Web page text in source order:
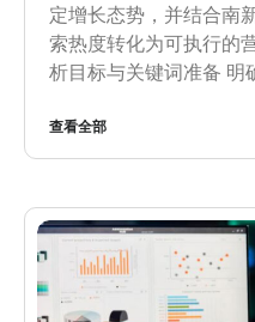
定增长态势，并结合南
索热度转化为可执行的
析目标与关键词准备 明
查看全部